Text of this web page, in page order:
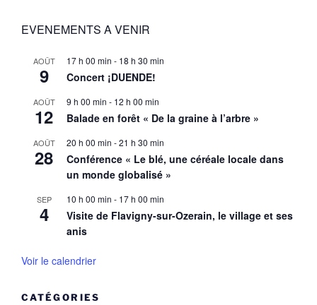
EVENEMENTS A VENIR
AOÛT
9
17 h 00 min - 18 h 30 min
Concert ¡DUENDE!
AOÛT
12
9 h 00 min - 12 h 00 min
Balade en forêt « De la graine à l’arbre »
AOÛT
28
20 h 00 min -21 h 30 min
Conférence « Le blé, une céréale locale dans
un monde globalisé »
SEP
4
10 h 00 min - 17 h 00 min
Visite de Flavigny-sur-Ozerain, le village et ses
anis
Voir le calendrier
CATÉGORIES